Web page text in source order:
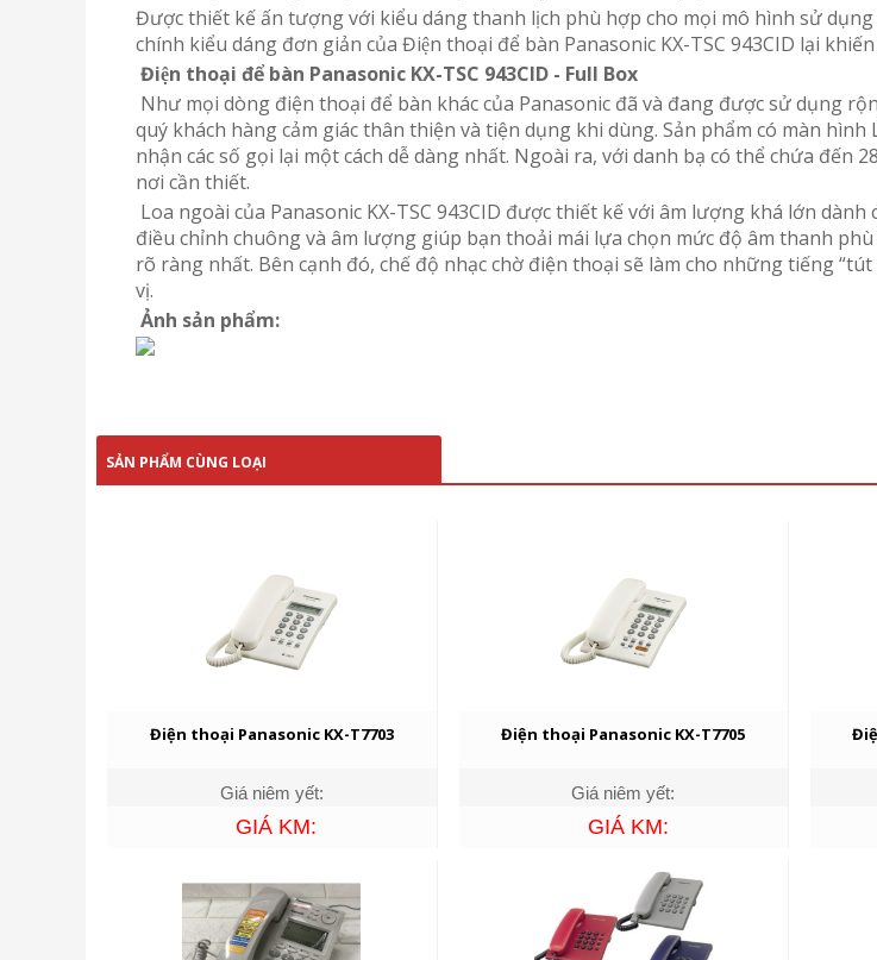
Được thiết kế ấn tượng với kiểu dáng thanh lịch phù hợp cho mọi mô hình sử
chính kiểu dáng đơn giản của Điện thoại để bàn Panasonic KX-TSC 943CID lại
Điện thoại để bàn Panasonic KX-TSC 943CID - Full Box
Như mọi dòng điện thoại để bàn khác của Panasonic đã và đang được sử dụng
quý khách hàng cảm giác thân thiện và tiện dụng khi dùng. Sản phẩm có màn
nhận các số gọi lại một cách dễ dàng nhất. Ngoài ra, với danh bạ có thể chứa
nơi cần thiết.
Loa ngoài của Panasonic KX-TSC 943CID được thiết kế với âm lượng khá lớn
điều chỉnh chuông và âm lượng giúp bạn thoải mái lựa chọn mức độ âm thanh
rõ ràng nhất. Bên cạnh đó, chế độ nhạc chờ điện thoại sẽ làm cho những tiếng
vị.
Ảnh sản phẩm:
SẢN PHẨM CÙNG LOẠI
Điện thoại Panasonic KX-T7703
Giá niêm yết:
GIÁ KM:
Điện thoại Panasonic KX-T7705
Giá niêm yết:
GIÁ KM: